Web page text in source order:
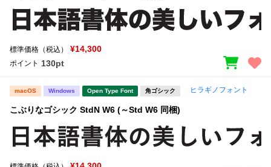
標準価格（税込） ¥14,300
ポイント 130pt
macOS Windows Open Type Font 角ゴシック ヒラギノフォント
こぶりなゴシック StdN W6 (～Std W6 同梱)